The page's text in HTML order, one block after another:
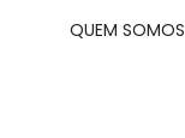
QUEM SOMOS